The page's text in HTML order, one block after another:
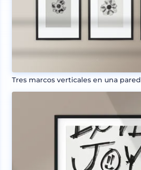
Tres marcos verticales en una pared